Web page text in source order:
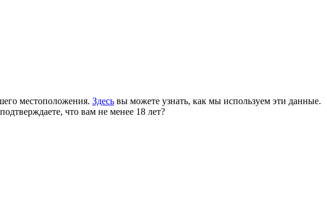
местоположения. Здесь вы можете узнать, как мы используем эти данные.
что вам не менее 18 лет?